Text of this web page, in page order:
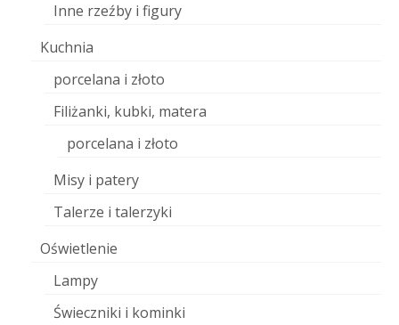
Inne rzeźby i figury
Kuchnia
porcelana i złoto
Filiżanki, kubki, matera
porcelana i złoto
Misy i patery
Talerze i talerzyki
Oświetlenie
Lampy
Świeczniki i kominki